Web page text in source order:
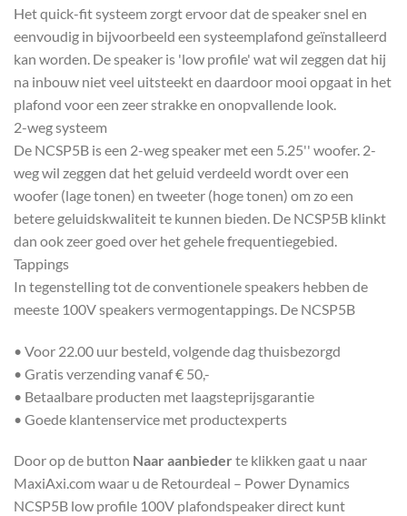
Het quick-fit systeem zorgt ervoor dat de speaker snel en
eenvoudig in bijvoorbeeld een systeemplafond geïnstalleerd
kan worden. De speaker is 'low profile' wat wil zeggen dat hij
na inbouw niet veel uitsteekt en daardoor mooi opgaat in het
plafond voor een zeer strakke en onopvallende look.
2-weg systeem
De NCSP5B is een 2-weg speaker met een 5.25'' woofer. 2-
weg wil zeggen dat het geluid verdeeld wordt over een
woofer (lage tonen) en tweeter (hoge tonen) om zo een
betere geluidskwaliteit te kunnen bieden. De NCSP5B klinkt
dan ook zeer goed over het gehele frequentiegebied.
Tappings
In tegenstelling tot de conventionele speakers hebben de
meeste 100V speakers vermogentappings. De NCSP5B
• Voor 22.00 uur besteld, volgende dag thuisbezorgd
• Gratis verzending vanaf € 50,-
• Betaalbare producten met laagsteprijsgarantie
• Goede klantenservice met productexperts
Door op de button Naar aanbieder te klikken gaat u naar
MaxiAxi.com waar u de Retourdeal – Power Dynamics
NCSP5B low profile 100V plafondspeaker direct kunt